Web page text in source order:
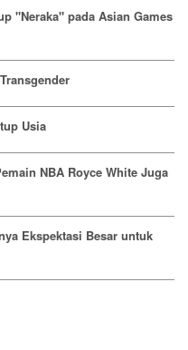
"Neraka" pada Asian Games
Usia
NBA Royce White Juga
Ekspektasi Besar untuk